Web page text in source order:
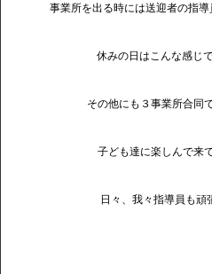
事業所を出る時には送迎者の指導
休みの日はこんな感じ
その他にも３事業所合同
子ども達に楽しんで来
日々、我々指導員も頑